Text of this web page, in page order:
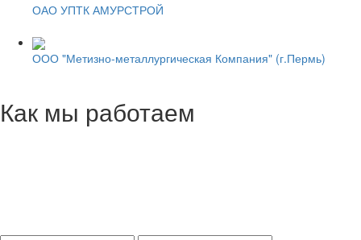
ОАО УПТК АМУРСТРОЙ
ООО "Метизно-металлургическая Компания" (г.Пермь)
Как мы работаем